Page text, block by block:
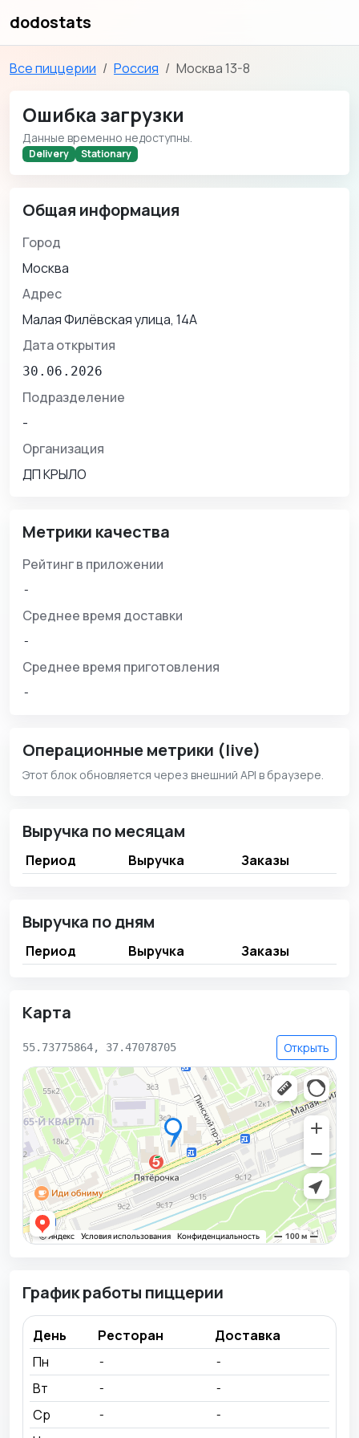
dodostats
Все пиццерии Россия Москва 13-8
Ошибка загрузки
Данные временно недоступны.
Delivery Stationary
Общая информация
Город
Москва
Адрес
Малая Филёвская улица, 14А
Дата открытия
30.06.2026
Подразделение
-
Организация
ДП КРЫЛО
Метрики качества
Рейтинг в приложении
-
Среднее время доставки
-
Среднее время приготовления
-
Операционные метрики (live)
Этот блок обновляется через внешний API в браузере.
Выручка по месяцам
Период Выручка Заказы
Выручка по дням
Период Выручка Заказы
Карта
55.73775864, 37.47078705 Открыть
График работы пиццерии
День Ресторан
Доставка
Пн
- -
Вт - -
Ср - -